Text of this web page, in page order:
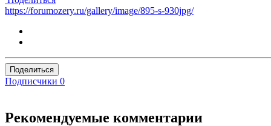
https://forumozery.ru/gallery/image/895-s-930jpg/
Поделиться
Подписчики 0
Рекомендуемые комментарии